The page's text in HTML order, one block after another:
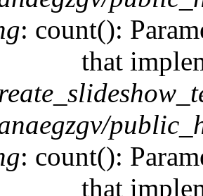
: count():
that
: count():
that